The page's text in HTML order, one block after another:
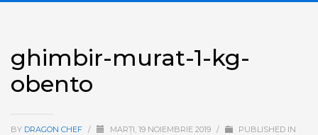
ghimbir-murat-1-kg-
obento
BY DRAGON CHEF / MARȚI, 19 NOIEMBRIE 2019 / PUBLISHED IN